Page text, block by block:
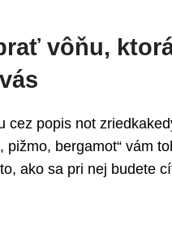
vôňu,
cez popis not
pižmo, bergamot“ vám
ako sa pri nej budete